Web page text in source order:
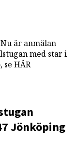
är anmälan
med star i
se HÄR
Jönköping